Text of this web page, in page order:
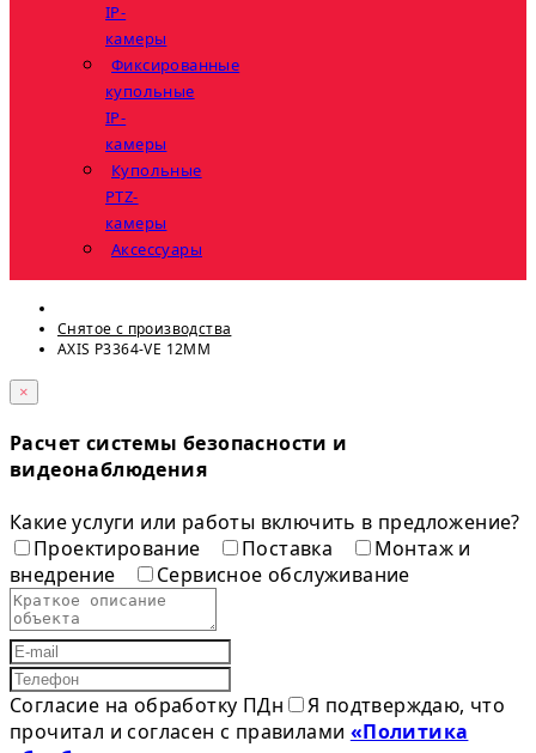
IP-
камеры
Фиксированные
купольные
IP-
камеры
Купольные
PTZ-
камеры
Аксессуары
Снятое с прoизвoдства
AXIS P3364-VE 12MM
×
Расчет системы безопасности и
видеонаблюдения
Какие услуги или работы включить в предложение?
Проектирование
Поставка
Монтаж и
внедрение
Сервисное обслуживание
Согласие на обработку ПДн
Я подтверждаю, что
прочитал и согласен с правилами «Политика